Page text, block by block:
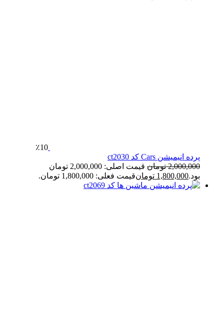
٪10
پرده انیمیشن Cars کد ct2030
2,000,000 تومان
قیمت اصلی: 2,000,000 تومان
بود.1,800,000 تومانقیمت فعلی: 1,800,000 تومان.